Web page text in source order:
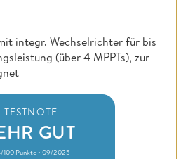
integr. Wechselrichter für bis
(über 4 MPPTs), zur
TESTNOTE
GUT
100 Punkte • 09/2025